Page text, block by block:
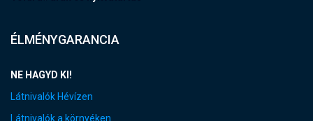
ÉLMÉNYGARANCIA
NE HAGYD KI!
Látnivalók Hévízen
Látnivalók a környéken